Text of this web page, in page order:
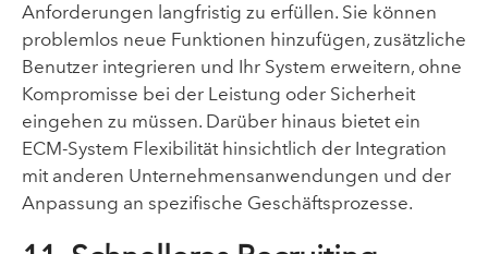
Anforderungen langfristig zu erfüllen. Sie können
problemlos neue Funktionen hinzufügen, zusätzliche
Benutzer integrieren und Ihr System erweitern, ohne
Kompromisse bei der Leistung oder Sicherheit
eingehen zu müssen. Darüber hinaus bietet ein
ECM-System Flexibilität hinsichtlich der Integration
mit anderen Unternehmensanwendungen und der
Anpassung an spezifische Geschäftsprozesse.